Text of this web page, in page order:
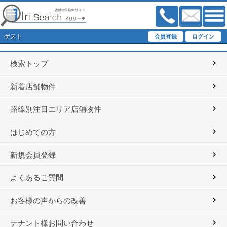
ゲスト
検索トップ
新着店舗物件
路線別注目エリア店舗物件
はじめての方
新規会員登録
よくあるご質問
お客様の声からの改善
テナント様お問い合わせ